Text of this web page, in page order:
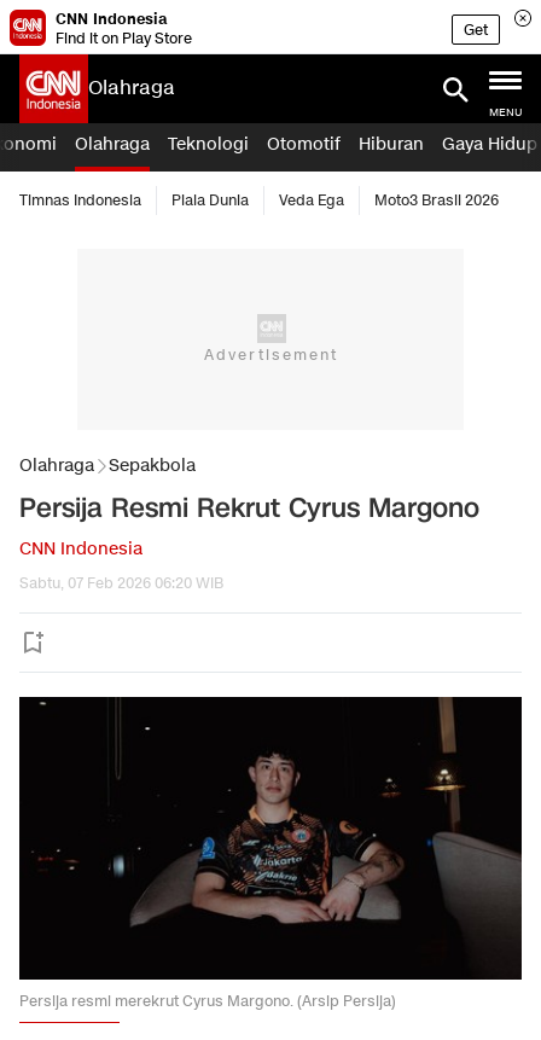
CNN Indonesia
Find it on Play Store
Get
Olahraga
MENU
Olahraga Teknologi Otomotif Hiburan Gaya Hidup
Timnas Indonesia Piala Dunia Veda Ega Moto3 Brasil 2026
Olahraga Sepakbola
Persija Resmi Rekrut Cyrus Margono
CNN Indonesia
Sabtu, 07 Feb 2026 06:20 WIB
Persija resmi merekrut Cyrus Margono. (Arsip Persija)